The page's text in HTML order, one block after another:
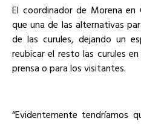
El coordinador de Morena en
que una de las alternativas
de las curules, dejando un
reubicar el resto las curules
prensa o para los visitantes.
“Evidentemente tendríamos